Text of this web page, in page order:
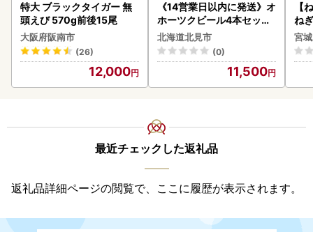
特大 ブラックタイガー 無
頭えび 570g前後15尾
大阪府阪南市
(26)
12,000
《14営業日以内に発送》オ
ホーツクビール4本セット
( 飲料 飲み物 お酒 ビール
クラフトビール 瓶ビール
贈答 ギフト 贈り物 お中元
御中元 お歳暮 御歳暮 お祝
い プレゼント モルトビー
北海道北見市
(0)
11,500
【
ね
宮
最近チェックした返礼品
返礼品詳細ページの閲覧で、ここに履歴が表示されます。